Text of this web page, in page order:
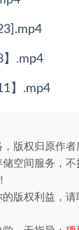
】.mp4
】.mp4
版权归原作者
空间服务，不
版权利益，请